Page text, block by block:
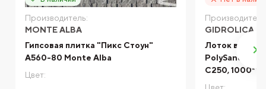
Производитель:
MONTE ALBA
Гипсовая плитка "Пикс Стоун"
A560-80 Monte Alba
Цвет:
GIDROLICA
Лоток
PolySand
С250,